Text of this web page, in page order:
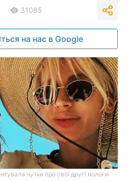
31085
на нас в Google
чутки про свої другі пологи